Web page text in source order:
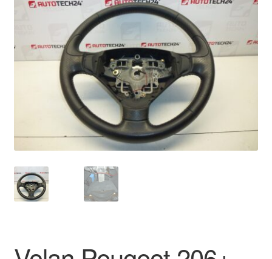
Finalizare comandă
Livrare în toată lumea
Plățile
Procedura de reclamație